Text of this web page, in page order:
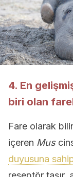
4. En
biri olan
Fare olarak
içeren Mus
duyusuna